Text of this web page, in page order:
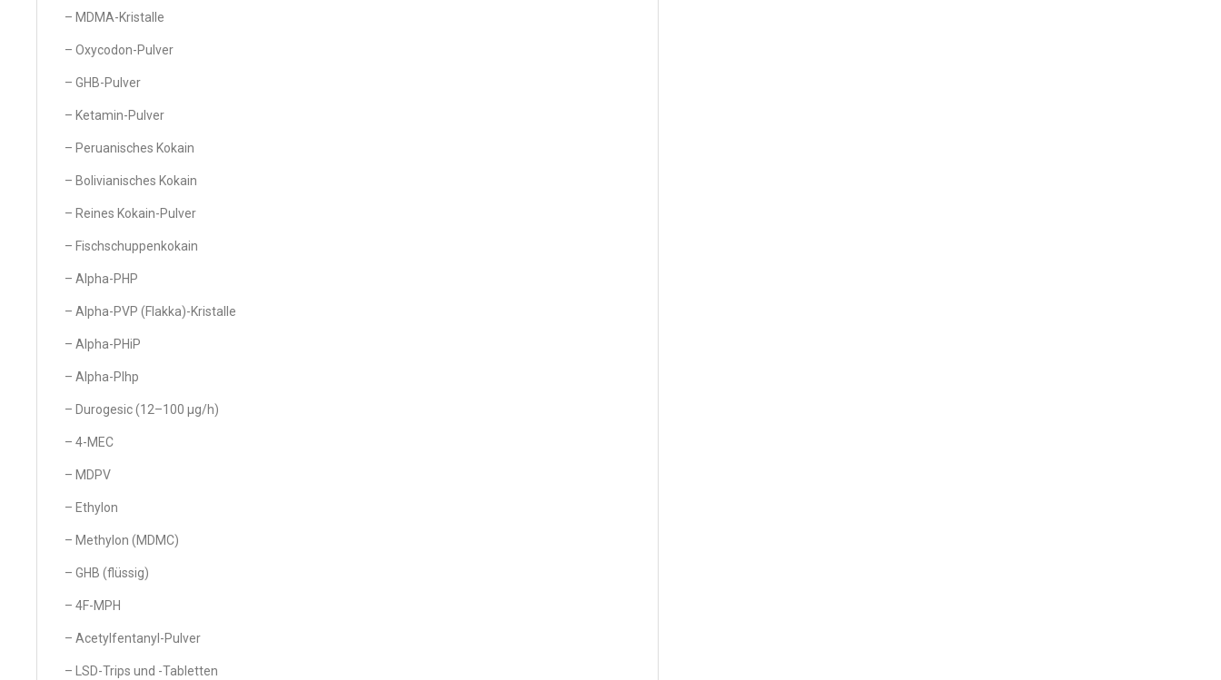
– MDMA-Kristalle
– Oxycodon-Pulver
– GHB-Pulver
– Ketamin-Pulver
– Peruanisches Kokain
– Bolivianisches Kokain
– Reines Kokain-Pulver
– Fischschuppenkokain
– Alpha-PHP
– Alpha-PVP (Flakka)-Kristalle
– Alpha-PHiP
– Alpha-PIhp
– Durogesic (12–100 µg/h)
– 4-MEC
– MDPV
– Ethylon
– Methylon (MDMC)
– GHB (flüssig)
– 4F-MPH
– Acetylfentanyl-Pulver
– LSD-Trips und -Tabletten